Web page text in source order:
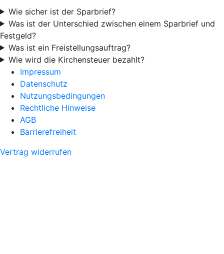
Wie sicher ist der Sparbrief?
Was ist der Unterschied zwischen einem Sparbrief und
Festgeld?
Was ist ein Freistellungsauftrag?
Wie wird die Kirchensteuer bezahlt?
Impressum
Datenschutz
Nutzungsbedingungen
Rechtliche Hinweise
AGB
Barrierefreiheit
Vertrag widerrufen